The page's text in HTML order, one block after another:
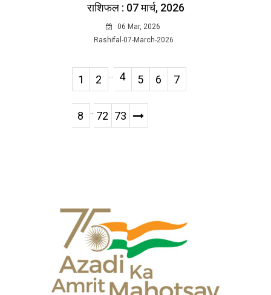
राशिफल : 07 मार्च, 2026
06 Mar, 2026
Rashifal-07-March-2026
1 2 ... 4 5 6 7
8 .. 72 73